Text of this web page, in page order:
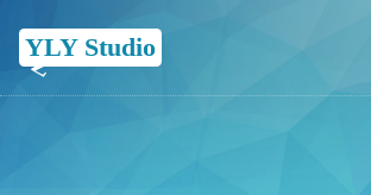
YLY Studio